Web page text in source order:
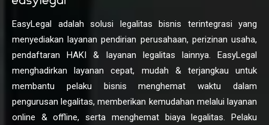
EasyLegal adalah solusi legalitas bisnis terintegrasi yang
menyediakan layanan pendirian perusahaan, perizinan usaha,
pendaftaran HAKI & layanan legalitas lainnya. EasyLegal
menghadirkan layanan cepat, mudah & terjangkau untuk
membantu pelaku bisnis menghemat waktu dalam
pengurusan legalitas, memberikan kemudahan melalui layanan
online & offline, serta menghemat biaya legalitas. Pelaku